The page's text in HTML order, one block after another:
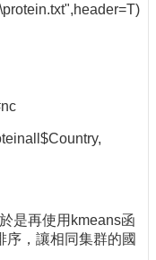
是再使用kmeans函
序，讓相同集群的國